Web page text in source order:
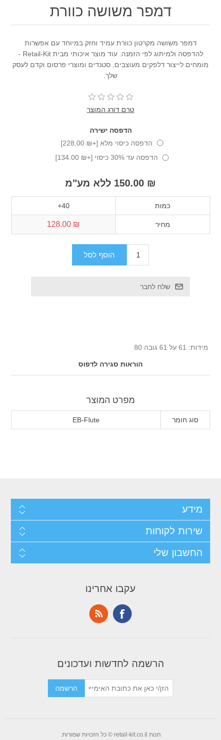
דמפר משושה כוורת
דמפר משושה מקרטון כוורת עמיד וחזק במיוחד עם אפשרות
להדפסה ולמיתוג לפי הזמנה. עוד מוצר איכותי מבית Retail-Kit -
מומחים לייצור דלפקים מעוצבים, סטנדים ומוצרי פרסום וקדם לעסק
שלך.
טרם דורג המוצר
הדפסה ישירה
הדפסה כיסוי מלא [+₪ 228.00]
הדפסה עד 30% כיסוי [+₪ 134.00]
₪ 150.00 ללא מע"מ
כמות 40+
מחיר ₪ 128.00
מידות: 61 על 61 גובה 80
הוראות סגירה לדפוס
מפרט המוצר
סוג חומר EB-Flute
מידע
שירות לקוחות
החשבון שלי
עקבו אחרינו
הרשמה לחדשות ועדכונים
חנות retail-kit.co.il © כל הזכויות שמורות.